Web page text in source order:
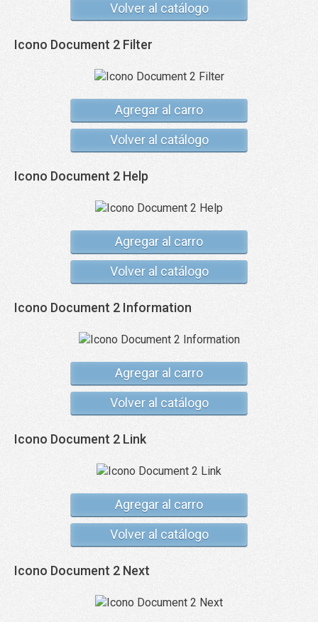
Volver al catálogo
Icono Document 2 Filter
Agregar al carro
Volver al catálogo
Icono Document 2 Help
Agregar al carro
Volver al catálogo
Icono Document 2 Information
Agregar al carro
Volver al catálogo
Icono Document 2 Link
Agregar al carro
Volver al catálogo
Icono Document 2 Next